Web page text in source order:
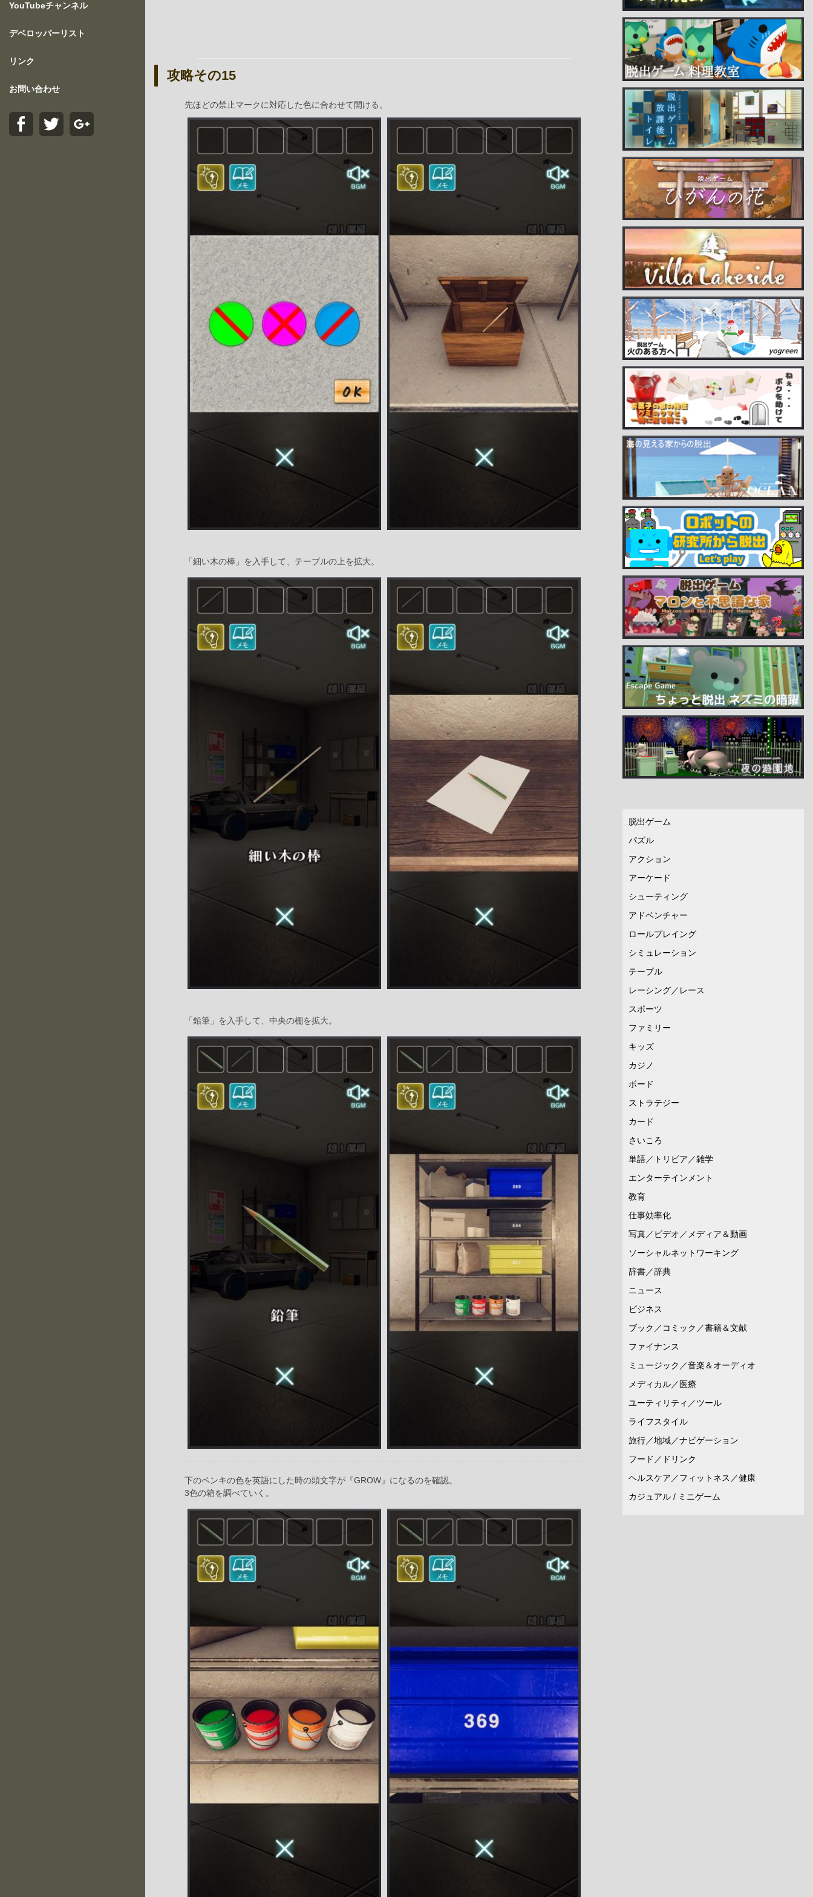
YouTubeチャンネル
デベロッパーリスト
リンク
お問い合わせ
攻略その15
先ほどの禁止マークに対応した色に合わせて開ける。
「細い木の棒」を入手して、テーブルの上を拡大。
「鉛筆」を入手して、中央の棚を拡大。
下のペンキの色を英語にした時の頭文字が『GROW』になるのを確認。
3色の箱を調べていく。
脱出ゲーム
パズル
アクション
アーケード
シューティング
アドベンチャー
ロールプレイング
シミュレーション
テーブル
レーシング／レース
スポーツ
ファミリー
キッズ
カジノ
ボード
ストラテジー
カード
さいころ
単語／トリビア／雑学
エンターテインメント
教育
仕事効率化
写真／ビデオ／メディア＆動画
ソーシャルネットワーキング
辞書／辞典
ニュース
ビジネス
ブック／コミック／書籍＆文献
ファイナンス
ミュージック／音楽＆オーディオ
メディカル／医療
ユーティリティ／ツール
ライフスタイル
旅行／地域／ナビゲーション
フード／ドリンク
ヘルスケア／フィットネス／健康
カジュアル / ミニゲーム